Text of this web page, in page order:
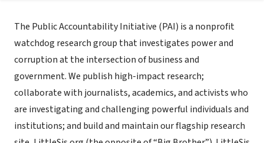
The Public Accountability Initiative (PAI) is a nonprofit
watchdog research group that investigates power and
corruption at the intersection of business and
government. We publish high-impact research;
collaborate with journalists, academics, and activists who
are investigating and challenging powerful individuals and
institutions; and build and maintain our flagship research